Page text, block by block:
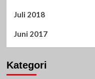
Juli 2018
Juni 2017
Kategori